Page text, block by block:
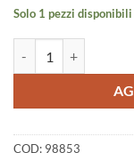
Solo 1 pezzi disponibili
COD: 98853